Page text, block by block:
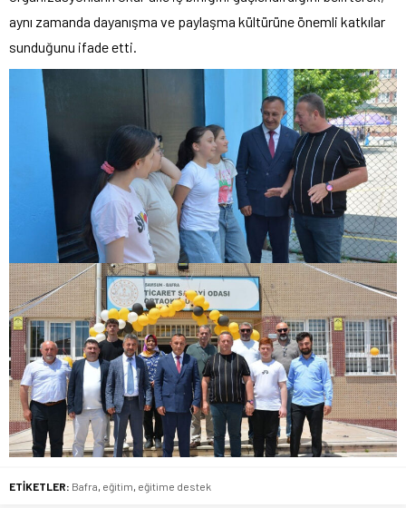
aynı zamanda dayanışma ve paylaşma kültürüne önemli katkılar
sunduğunu ifade etti.
ETİKETLER: Bafra eğitim eğitime destek